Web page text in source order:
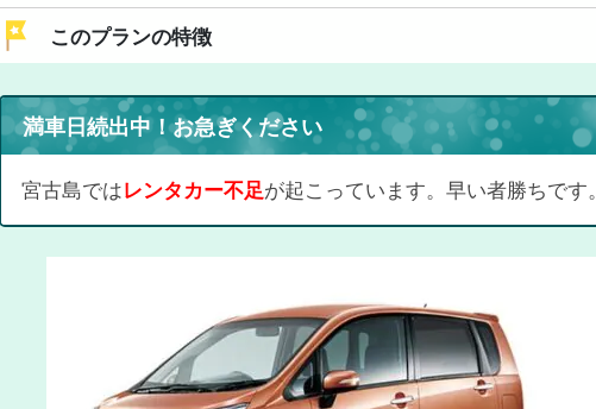
このプランの特徴
満車日続出中！お急ぎください
宮古島ではレンタカー不足が起こっています。早い者勝ちです。